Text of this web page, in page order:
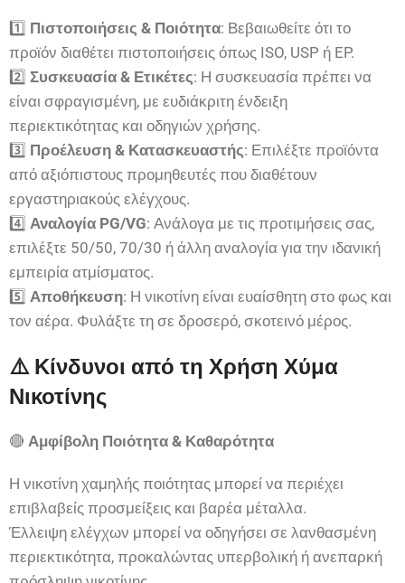
1️⃣ Πιστοποιήσεις & Ποιότητα: Βεβαιωθείτε ότι το
προϊόν διαθέτει πιστοποιήσεις όπως ISO, USP ή EP.
2️⃣ Συσκευασία & Ετικέτες: Η συσκευασία πρέπει να
είναι σφραγισμένη, με ευδιάκριτη ένδειξη
περιεκτικότητας και οδηγιών χρήσης.
3️⃣ Προέλευση & Κατασκευαστής: Επιλέξτε προϊόντα
από αξιόπιστους προμηθευτές που διαθέτουν
εργαστηριακούς ελέγχους.
4️⃣ Αναλογία PG/VG: Ανάλογα με τις προτιμήσεις σας,
επιλέξτε 50/50, 70/30 ή άλλη αναλογία για την ιδανική
εμπειρία ατμίσματος.
5️⃣ Αποθήκευση: Η νικοτίνη είναι ευαίσθητη στο φως και
τον αέρα. Φυλάξτε τη σε δροσερό, σκοτεινό μέρος.
⚠️ Κίνδυνοι από τη Χρήση Χύμα
Νικοτίνης
🔴 Αμφίβολη Ποιότητα & Καθαρότητα
Η νικοτίνη χαμηλής ποιότητας μπορεί να περιέχει
επιβλαβείς προσμείξεις και βαρέα μέταλλα.
Έλλειψη ελέγχων μπορεί να οδηγήσει σε λανθασμένη
περιεκτικότητα, προκαλώντας υπερβολική ή ανεπαρκή